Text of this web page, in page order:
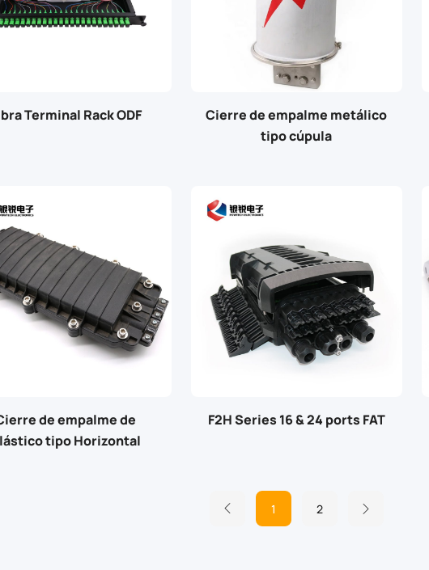
Terminal Rack ODF
Cierre de empalme metálico
tipo cúpula
de empalme de
tipo Horizontal
F2H Series 16 & 24 ports FAT
1 2